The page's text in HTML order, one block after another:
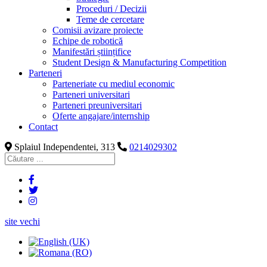
Proceduri / Decizii
Teme de cercetare
Comisii avizare proiecte
Echipe de robotică
Manifestări științifice
Student Design & Manufacturing Competition
Parteneri
Parteneriate cu mediul economic
Parteneri universitari
Parteneri preuniversitari
Oferte angajare/internship
Contact
Splaiul Independentei, 313
0214029302
site vechi